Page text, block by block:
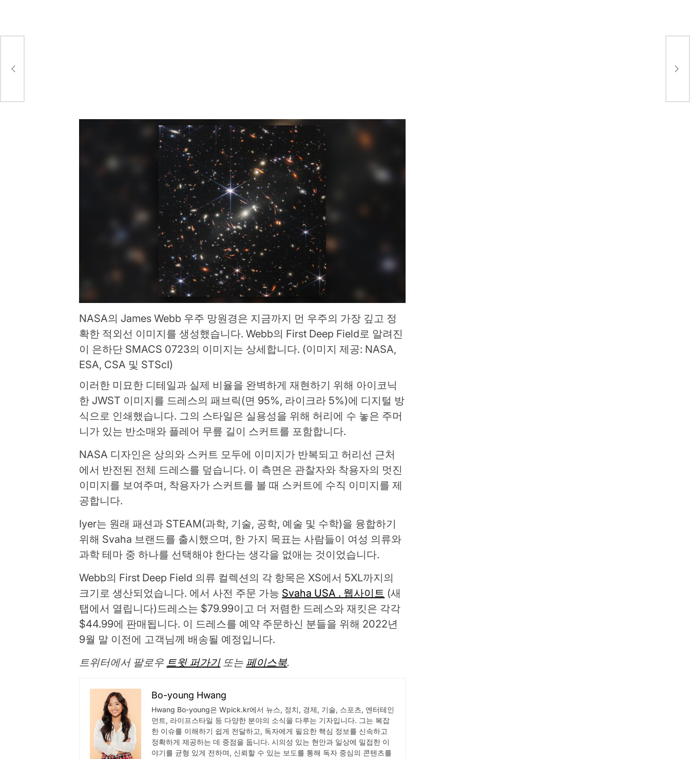
NASA의 James Webb 우주 망원경은 지금까지 먼 우주의 가장 깊고 정
확한 적외선 이미지를 생성했습니다. Webb의 First Deep Field로 알려진
이 은하단 SMACS 0723의 이미지는 상세합니다. (이미지 제공: NASA,
ESA, CSA 및 STScI)
이러한 미묘한 디테일과 실제 비율을 완벽하게 재현하기 위해 아이코닉
한 JWST 이미지를 드레스의 패브릭(면 95%, 라이크라 5%)에 디지털 방
식으로 인쇄했습니다. 그의 스타일은 실용성을 위해 허리에 수 놓은 주머
니가 있는 반소매와 플레어 무릎 길이 스커트를 포함합니다.
NASA 디자인은 상의와 스커트 모두에 이미지가 반복되고 허리선 근처
에서 반전된 전체 드레스를 덮습니다. 이 측면은 관찰자와 착용자의 멋진
이미지를 보여주며, 착용자가 스커트를 볼 때 스커트에 수직 이미지를 제
공합니다.
Iyer는 원래 패션과 STEAM(과학, 기술, 공학, 예술 및 수학)을 융합하기
위해 Svaha 브랜드를 출시했으며, 한 가지 목표는 사람들이 여성 의류와
과학 테마 중 하나를 선택해야 한다는 생각을 없애는 것이었습니다.
Webb의 First Deep Field 의류 컬렉션의 각 항목은 XS에서 5XL까지의
크기로 생산되었습니다. 에서 사전 주문 가능 Svaha USA . 웹사이트 (새
탭에서 열립니다) 드레스는 $79.99이고 더 저렴한 드레스와 재킷은 각각
$44.99에 판매됩니다. 이 드레스를 예약 주문하신 분들을 위해 2022년
9월 말 이전에 고객님께 배송될 예정입니다.
트위터에서 팔로우 트윗 퍼가기 또는 페이스북.
Bo-young Hwang
Hwang Bo-young은 Wpick.kr에서 뉴스, 정치, 경제, 기술, 스포츠, 엔터테인
먼트, 라이프스타일 등 다양한 분야의 소식을 다루는 기자입니다. 그는 복잡
한 이슈를 이해하기 쉽게 전달하고, 독자에게 필요한 핵심 정보를 신속하고
정확하게 제공하는 데 중점을 둡니다. 시의성 있는 현안과 일상에 밀접한 이
야기를 균형 있게 전하며, 신뢰할 수 있는 보도를 통해 독자 중심의 콘텐츠를
고